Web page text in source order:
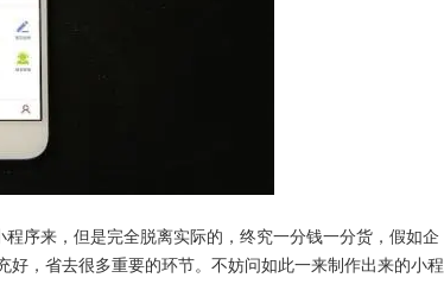
序来，但是完全脱离实际的，终究一分钱一分货，假如企
好，省去很多重要的环节。不妨问如此一来制作出来的小程